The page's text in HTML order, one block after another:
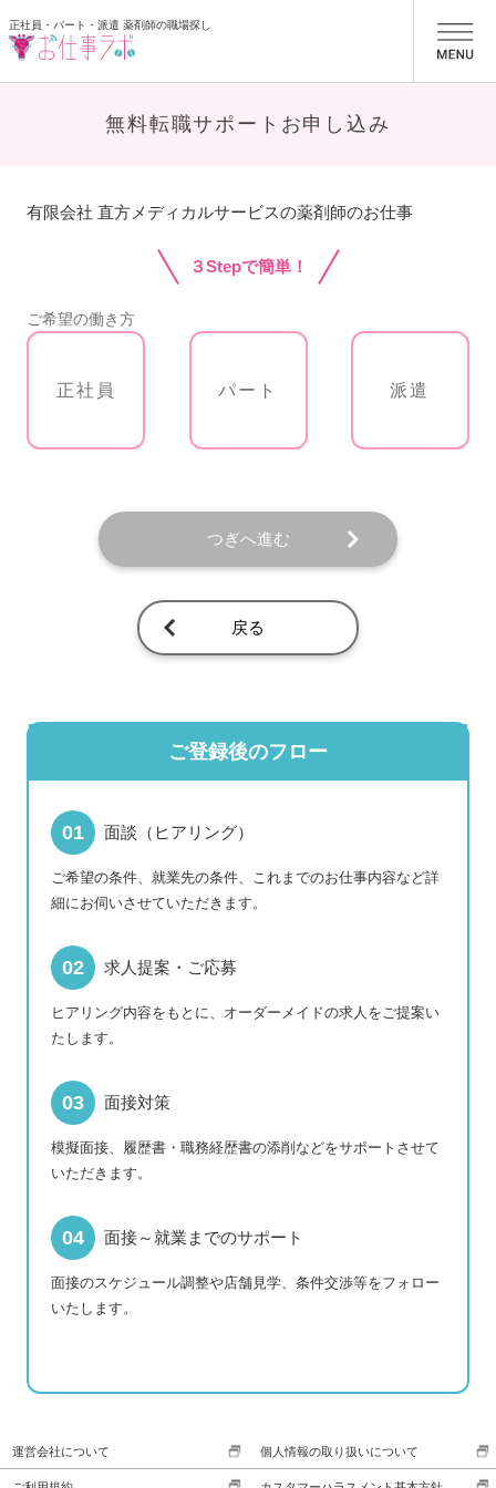
正社員・パート・派遣 薬剤師の職場探し
無料転職サポートお申し込み
有限会社 直方メディカルサービスの薬剤師のお仕事
３Stepで簡単！
ご希望の働き方
正社員 パート 派遣
つぎへ進む
戻る
ご登録後のフロー
面談（ヒアリング）
ご希望の条件、就業先の条件、これまでのお仕事内容など詳
細にお伺いさせていただきます。
求人提案・ご応募
ヒアリング内容をもとに、オーダーメイドの求人をご提案い
たします。
面接対策
模擬面接、履歴書・職務経歴書の添削などをサポートさせて
いただきます。
面接～就業までのサポート
面接のスケジュール調整や店舗見学、条件交渉等をフォロー
いたします。
運営会社について 個人情報の取り扱いについて